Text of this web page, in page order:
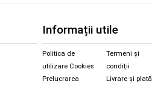
Informații utile
Politica de
utilizare Cookies
Prelucrarea
Termeni și
condiții
Livrare și plată